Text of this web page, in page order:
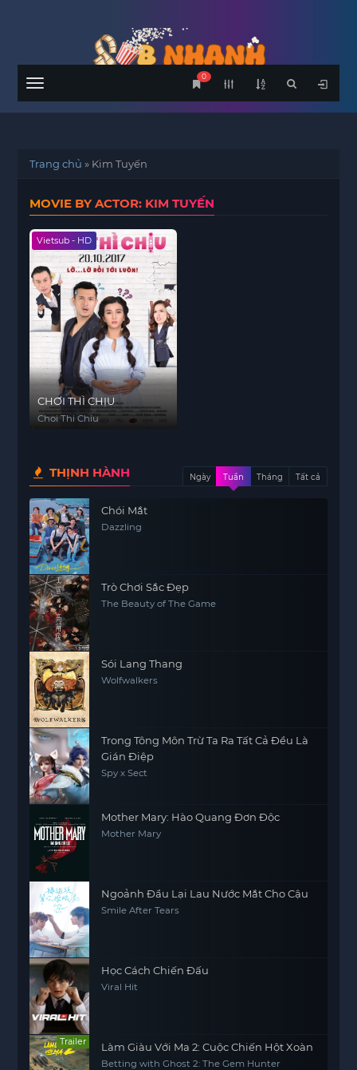
Menu
0
Trang chủ » Kim Tuyến
MOVIE BY ACTOR: KIM TUYẾN
Vietsub - HD
CHƠI THÌ CHỊU
Choi Thi Chiu
THỊNH HÀNH Ngày Tuần Tháng Tất cả
Chói Mắt
Dazzling
Trò Chơi Sắc Đẹp
The Beauty of The Game
Sói Lang Thang
Wolfwalkers
Trong Tông Môn Trừ Ta Ra Tất Cả Đều Là
Gián Điệp
Spy x Sect
Mother Mary: Hào Quang Đơn Độc
Mother Mary
Ngoảnh Đầu Lại Lau Nước Mắt Cho Cậu
Smile After Tears
Học Cách Chiến Đấu
Viral Hit
Trailer Làm Giàu Với Ma 2: Cuộc Chiến Hột Xoàn
Betting with Ghost 2: The Gem Hunter